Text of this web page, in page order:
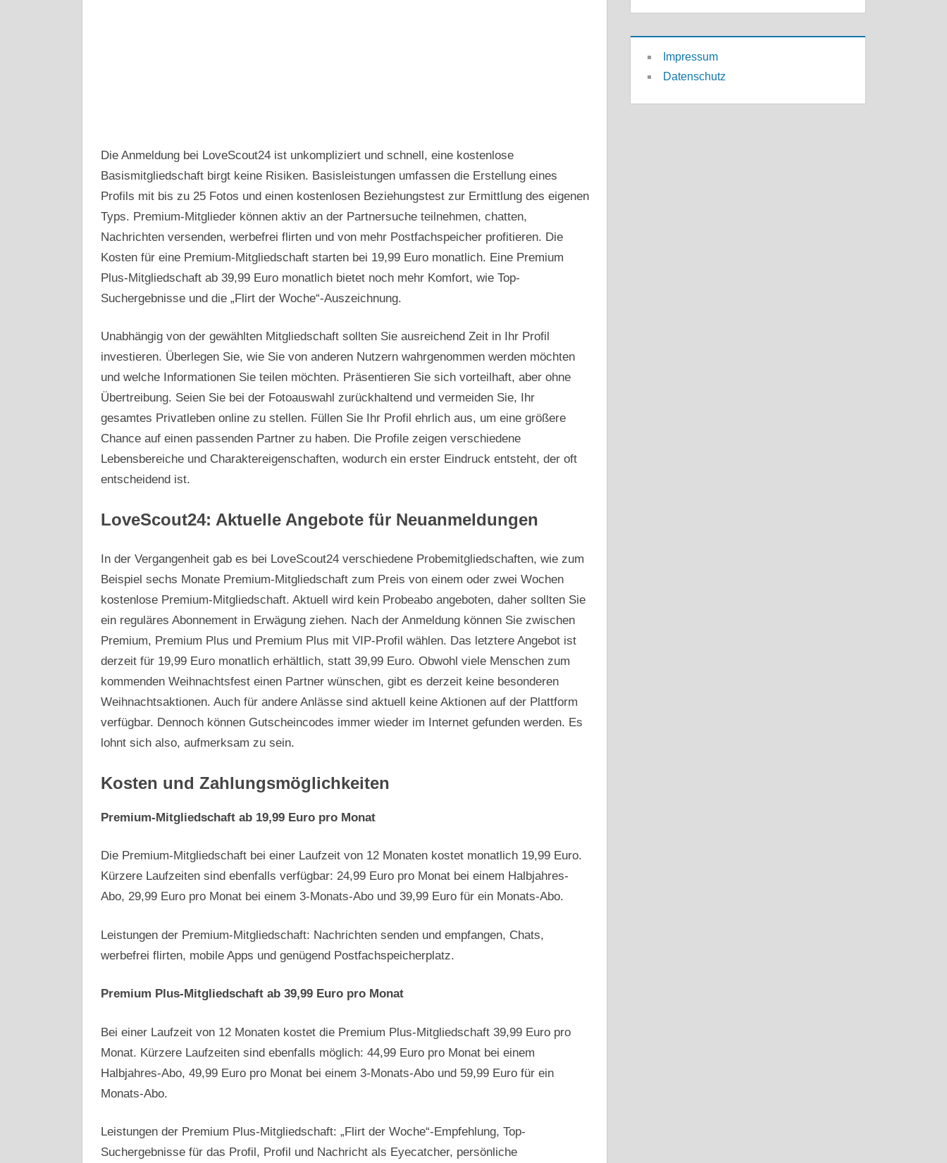
Die Anmeldung bei LoveScout24 ist unkompliziert und schnell, eine kostenlose
Basismitgliedschaft birgt keine Risiken. Basisleistungen umfassen die Erstellung eines
Profils mit bis zu 25 Fotos und einen kostenlosen Beziehungstest zur Ermittlung des eigenen
Typs. Premium-Mitglieder können aktiv an der Partnersuche teilnehmen, chatten,
Nachrichten versenden, werbefrei flirten und von mehr Postfachspeicher profitieren. Die
Kosten für eine Premium-Mitgliedschaft starten bei 19,99 Euro monatlich. Eine Premium
Plus-Mitgliedschaft ab 39,99 Euro monatlich bietet noch mehr Komfort, wie Top-
Suchergebnisse und die „Flirt der Woche“-Auszeichnung.
Unabhängig von der gewählten Mitgliedschaft sollten Sie ausreichend Zeit in Ihr Profil
investieren. Überlegen Sie, wie Sie von anderen Nutzern wahrgenommen werden möchten
und welche Informationen Sie teilen möchten. Präsentieren Sie sich vorteilhaft, aber ohne
Übertreibung. Seien Sie bei der Fotoauswahl zurückhaltend und vermeiden Sie, Ihr
gesamtes Privatleben online zu stellen. Füllen Sie Ihr Profil ehrlich aus, um eine größere
Chance auf einen passenden Partner zu haben. Die Profile zeigen verschiedene
Lebensbereiche und Charaktereigenschaften, wodurch ein erster Eindruck entsteht, der oft
entscheidend ist.
LoveScout24: Aktuelle Angebote für Neuanmeldungen
In der Vergangenheit gab es bei LoveScout24 verschiedene Probemitgliedschaften, wie zum
Beispiel sechs Monate Premium-Mitgliedschaft zum Preis von einem oder zwei Wochen
kostenlose Premium-Mitgliedschaft. Aktuell wird kein Probeabo angeboten, daher sollten Sie
ein reguläres Abonnement in Erwägung ziehen. Nach der Anmeldung können Sie zwischen
Premium, Premium Plus und Premium Plus mit VIP-Profil wählen. Das letztere Angebot ist
derzeit für 19,99 Euro monatlich erhältlich, statt 39,99 Euro. Obwohl viele Menschen zum
kommenden Weihnachtsfest einen Partner wünschen, gibt es derzeit keine besonderen
Weihnachtsaktionen. Auch für andere Anlässe sind aktuell keine Aktionen auf der Plattform
verfügbar. Dennoch können Gutscheincodes immer wieder im Internet gefunden werden. Es
lohnt sich also, aufmerksam zu sein.
Kosten und Zahlungsmöglichkeiten
Premium-Mitgliedschaft ab 19,99 Euro pro Monat
Die Premium-Mitgliedschaft bei einer Laufzeit von 12 Monaten kostet monatlich 19,99 Euro.
Kürzere Laufzeiten sind ebenfalls verfügbar: 24,99 Euro pro Monat bei einem Halbjahres-
Abo, 29,99 Euro pro Monat bei einem 3-Monats-Abo und 39,99 Euro für ein Monats-Abo.
Leistungen der Premium-Mitgliedschaft: Nachrichten senden und empfangen, Chats,
werbefrei flirten, mobile Apps und genügend Postfachspeicherplatz.
Premium Plus-Mitgliedschaft ab 39,99 Euro pro Monat
Bei einer Laufzeit von 12 Monaten kostet die Premium Plus-Mitgliedschaft 39,99 Euro pro
Monat. Kürzere Laufzeiten sind ebenfalls möglich: 44,99 Euro pro Monat bei einem
Halbjahres-Abo, 49,99 Euro pro Monat bei einem 3-Monats-Abo und 59,99 Euro für ein
Monats-Abo.
Leistungen der Premium Plus-Mitgliedschaft: „Flirt der Woche“-Empfehlung, Top-
Suchergebnisse für das Profil, Profil und Nachricht als Eyecatcher, persönliche
Impressum
Datenschutz